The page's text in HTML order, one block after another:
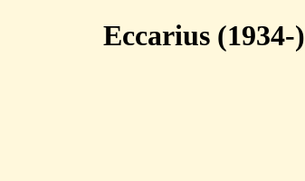
Eccarius (1934-)